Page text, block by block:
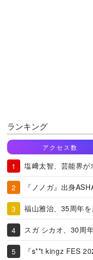
ランキング
アクセス数
塩﨑太智、芸能界が
『ノノガ』出身
福山雅治、35周年
スガ シカオ、30周
『s**t kingz FES